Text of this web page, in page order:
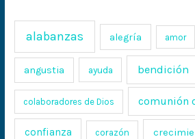
alabanzas alegría amor
angustia ayuda bendición
colaboradores de Dios comunión
confianza corazón